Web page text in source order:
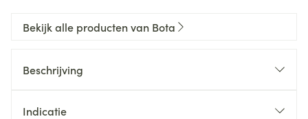
Bekijk alle producten van Bota
Beschrijving
Indicatie